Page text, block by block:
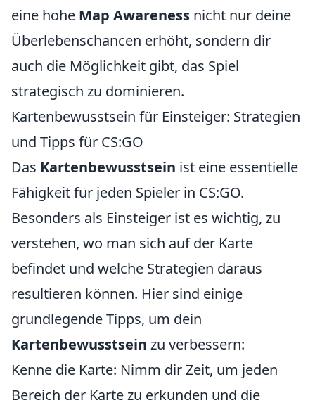
eine hohe Map Awareness nicht nur deine
Überlebenschancen erhöht, sondern dir
auch die Möglichkeit gibt, das Spiel
strategisch zu dominieren.
Kartenbewusstsein für Einsteiger: Strategien
und Tipps für CS:GO
Das Kartenbewusstsein ist eine essentielle
Fähigkeit für jeden Spieler in CS:GO.
Besonders als Einsteiger ist es wichtig, zu
verstehen, wo man sich auf der Karte
befindet und welche Strategien daraus
resultieren können. Hier sind einige
grundlegende Tipps, um dein
Kartenbewusstsein zu verbessern:
Kenne die Karte: Nimm dir Zeit, um jeden
Bereich der Karte zu erkunden und die